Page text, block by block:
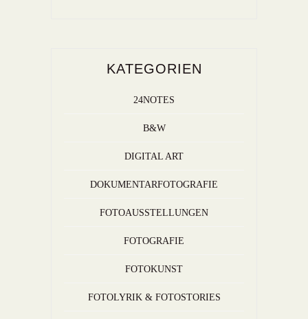
KATEGORIEN
24NOTES
B&W
DIGITAL ART
DOKUMENTARFOTOGRAFIE
FOTOAUSSTELLUNGEN
FOTOGRAFIE
FOTOKUNST
FOTOLYRIK & FOTOSTORIES